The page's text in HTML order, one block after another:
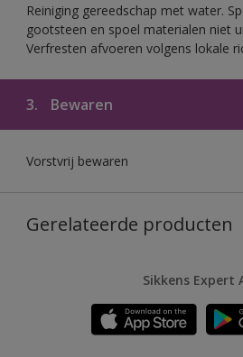
Reiniging gereedschap met water.
gootsteen en spoel materialen niet
Verfresten afvoeren volgens lokale
3. Bewaren
Vorstvrij bewaren
Gerelateerde producten
Sikkens Expert